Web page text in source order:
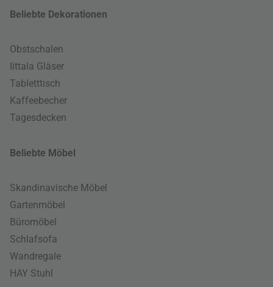
Beliebte Dekorationen
Obstschalen
Iittala Gläser
Tabletttisch
Kaffeebecher
Tagesdecken
Beliebte Möbel
Skandinavische Möbel
Gartenmöbel
Büromöbel
Schlafsofa
Wandregale
HAY Stuhl